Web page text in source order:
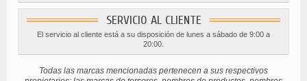
SERVICIO AL CLIENTE
El servicio al cliente está a su disposición de lunes a sábado de 9:00 a
20:00.
Todas las marcas mencionadas pertenecen a sus respectivos